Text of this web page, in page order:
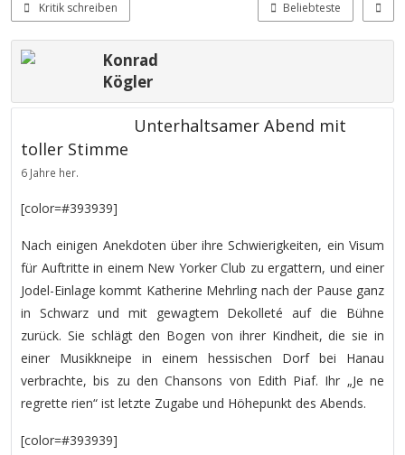
Kritik schreiben Beliebteste
Konrad
Kögler
Unterhaltsamer Abend mit
toller Stimme
6 Jahre her.
[color=#393939]
Nach einigen Anekdoten über ihre Schwierigkeiten, ein Visum
für Auftritte in einem New Yorker Club zu ergattern, und einer
Jodel-Einlage kommt Katherine Mehrling nach der Pause ganz
in Schwarz und mit gewagtem Dekolleté auf die Bühne
zurück. Sie schlägt den Bogen von ihrer Kindheit, die sie in
einer Musikkneipe in einem hessischen Dorf bei Hanau
verbrachte, bis zu den Chansons von Edith Piaf. Ihr „Je ne
regrette rien“ ist letzte Zugabe und Höhepunkt des Abends.
[color=#393939]